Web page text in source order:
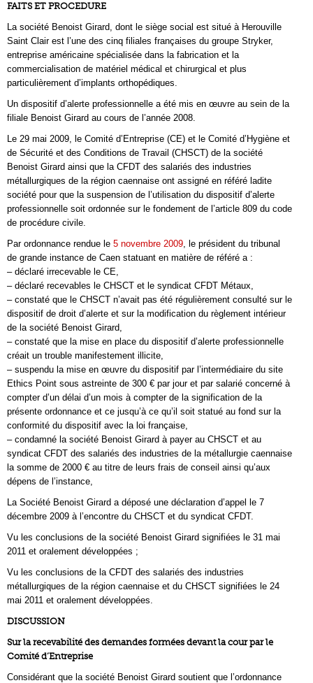
FAITS ET PROCEDURE
La société Benoist Girard, dont le siège social est situé à Herouville
Saint Clair est l’une des cinq filiales françaises du groupe Stryker,
entreprise américaine spécialisée dans la fabrication et la
commercialisation de matériel médical et chirurgical et plus
particulièrement d’implants orthopédiques.
Un dispositif d’alerte professionnelle a été mis en œuvre au sein de la
filiale Benoist Girard au cours de l’année 2008.
Le 29 mai 2009, le Comité d’Entreprise (CE) et le Comité d’Hygiène et
de Sécurité et des Conditions de Travail (CHSCT) de la société
Benoist Girard ainsi que la CFDT des salariés des industries
métallurgiques de la région caennaise ont assigné en référé ladite
société pour que la suspension de l’utilisation du dispositif d’alerte
professionnelle soit ordonnée sur le fondement de l’article 809 du code
de procédure civile.
Par ordonnance rendue le 5 novembre 2009, le président du tribunal
de grande instance de Caen statuant en matière de référé a :
– déclaré irrecevable le CE,
– déclaré recevables le CHSCT et le syndicat CFDT Métaux,
– constaté que le CHSCT n’avait pas été régulièrement consulté sur le
dispositif de droit d’alerte et sur la modification du règlement intérieur
de la société Benoist Girard,
– constaté que la mise en place du dispositif d’alerte professionnelle
créait un trouble manifestement illicite,
– suspendu la mise en œuvre du dispositif par l’intermédiaire du site
Ethics Point sous astreinte de 300 € par jour et par salarié concerné à
compter d’un délai d’un mois à compter de la signification de la
présente ordonnance et ce jusqu’à ce qu’il soit statué au fond sur la
conformité du dispositif avec la loi française,
– condamné la société Benoist Girard à payer au CHSCT et au
syndicat CFDT des salariés des industries de la métallurgie caennaise
la somme de 2000 € au titre de leurs frais de conseil ainsi qu’aux
dépens de l’instance,
La Société Benoist Girard a déposé une déclaration d’appel le 7
décembre 2009 à l’encontre du CHSCT et du syndicat CFDT.
Vu les conclusions de la société Benoist Girard signifiées le 31 mai
2011 et oralement développées ;
Vu les conclusions de la CFDT des salariés des industries
métallurgiques de la région caennaise et du CHSCT signifiées le 24
mai 2011 et oralement développées.
DISCUSSION
Sur la recevabilité des demandes formées devant la cour par le
Comité d’Entreprise
Considérant que la société Benoist Girard soutient que l’ordonnance